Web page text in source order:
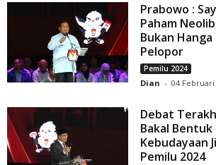
Prabowo :
Paham
Bukan
Pelopor
Pemilu 2024
Dian - 04 Februari
Debat
Bakal
Kebudayaan
Pemilu 2024